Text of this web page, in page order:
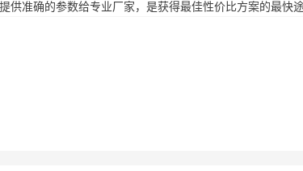
准确的参数给专业厂家，是获得最佳性价比方案的最快途